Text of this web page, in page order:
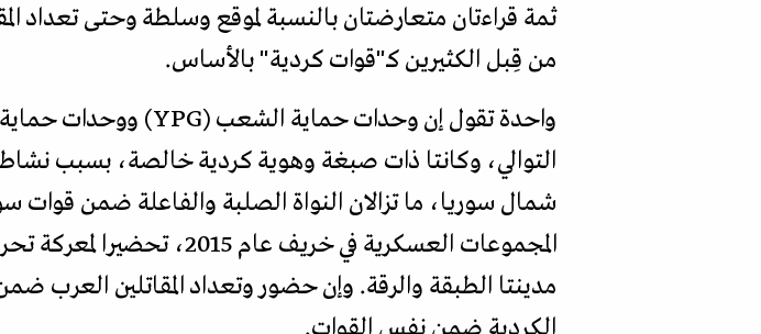
ثمة قراءتان متعارضتان بالنسبة لموقع وسلطة وحتى تعداد
من قِبل الكثيرين كـ"قوات كردية" بالأساس.
التوالي، وكانتا ذات صبغة وهوية كردية خالصة، بسبب
شمال سوريا، ما تزالان النواة الصلبة والفاعلة ضمن قوات
المجموعات العسكرية في
مدينتا الطبقة والرقة. وإن حضور وتعداد المقاتلين